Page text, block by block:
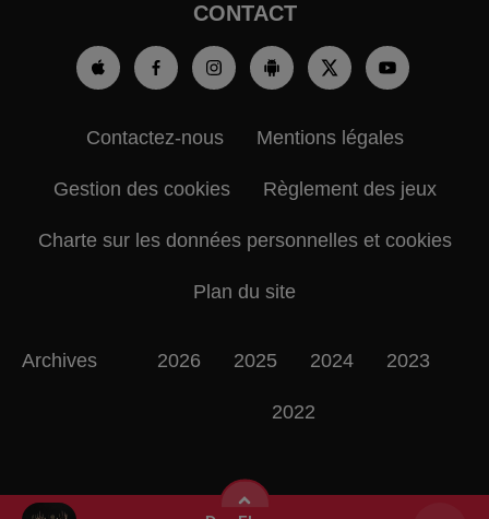
CONTACT
Contactez-nous Mentions légales
Gestion des cookies Règlement des jeux
Charte sur les données personnelles et cookies
Plan du site
Archives 2026 2025 2024 2023
2022